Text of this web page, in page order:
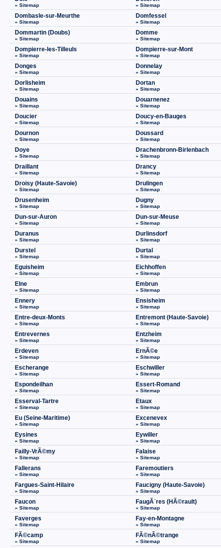
» Sitemap » Sitemap
Dombasle-sur-Meurthe
» Sitemap
Domfessel
» Sitemap
Dommartin (Doubs)
» Sitemap
Domme
» Sitemap
Dompierre-les-Tilleuls
» Sitemap
Dompierre-sur-Mont
» Sitemap
Donges
» Sitemap
Donnelay
» Sitemap
Dorlisheim
» Sitemap
Dortan
» Sitemap
Douains
» Sitemap
Douarnenez
» Sitemap
Doucier
» Sitemap
Doucy-en-Bauges
» Sitemap
Dournon
» Sitemap
Doussard
» Sitemap
Doye
» Sitemap
Drachenbronn-Birlenbach
» Sitemap
Draillant
» Sitemap
Drancy
» Sitemap
Droisy (Haute-Savoie)
» Sitemap
Drulingen
» Sitemap
Drusenheim
» Sitemap
Dugny
» Sitemap
Dun-sur-Auron
» Sitemap
Dun-sur-Meuse
» Sitemap
Duranus
» Sitemap
Durlinsdorf
» Sitemap
Durstel
» Sitemap
Durtal
» Sitemap
Eguisheim
» Sitemap
Eichhoffen
» Sitemap
Elne
» Sitemap
Embrun
» Sitemap
Ennery
» Sitemap
Ensisheim
» Sitemap
Entre-deux-Monts
» Sitemap
Entremont (Haute-Savoie)
» Sitemap
Entrevernes
» Sitemap
Entzheim
» Sitemap
Erdeven
» Sitemap
ErnÃ©e
» Sitemap
Escherange
» Sitemap
Eschwiller
» Sitemap
Espondeilhan
» Sitemap
Essert-Romand
» Sitemap
Esserval-Tartre
» Sitemap
Etaux
» Sitemap
Eu (Seine-Maritime)
» Sitemap
Excenevex
» Sitemap
Eysines
» Sitemap
Eywiller
» Sitemap
Failly-VrÃ©my
» Sitemap
Falaise
» Sitemap
Fallerans
» Sitemap
Faremoutiers
» Sitemap
Fargues-Saint-Hilaire
» Sitemap
Faucigny (Haute-Savoie)
» Sitemap
Faucon
» Sitemap
FaugÃ¨res (HÃ©rault)
» Sitemap
Faverges
» Sitemap
Fay-en-Montagne
» Sitemap
FÃ©camp
» Sitemap
FÃ©nÃ©trange
» Sitemap